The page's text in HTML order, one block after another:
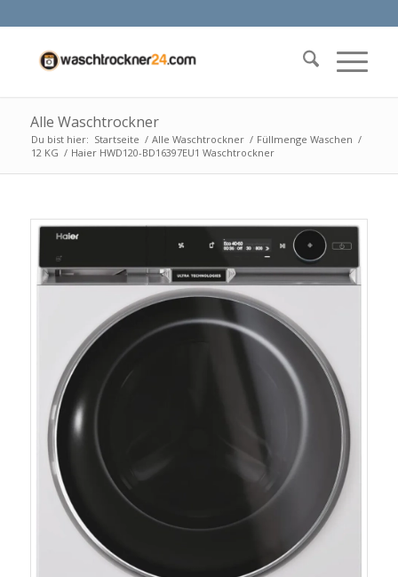
Alle Waschtrockner
Du bist hier: Startseite / Alle Waschtrockner / Füllmenge Waschen /
12 KG / Haier HWD120-BD16397EU1 Waschtrockner